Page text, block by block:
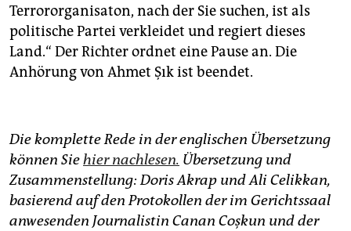
Terrororganisaton, nach der Sie suchen, ist als
politische Partei verkleidet und regiert dieses
Land.“ Der Richter ordnet eine Pause an. Die
Anhörung von Ahmet Şık ist beendet.
Die komplette Rede in der englischen Übersetzung
können Siehier nachlesen. Übersetzung und
Zusammenstellung: Doris Akrap und Ali Celikkan,
basierend auf den Protokollen der im Gerichtssaal
anwesenden Journalistin Canan Coşkun und der